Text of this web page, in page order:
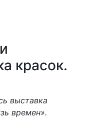
красок.
выставка
времен».